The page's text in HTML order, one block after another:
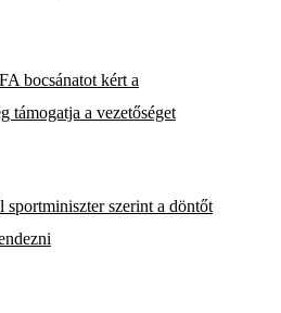
bocsánatot kért a
támogatja a vezetőséget
szerint a döntőt